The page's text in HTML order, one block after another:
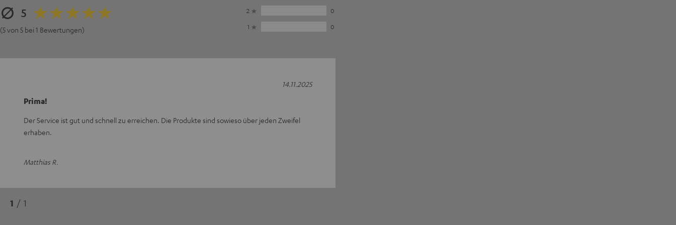
5
(5 von 5 bei 1 Bewertungen)
2
0
1
0
Prima!
Der Service ist gut und schnell zu erreichen. Die Produkte sind sowieso über jeden Zweifel
erhaben.
Matthias R.
14.11.2025
1 / 1